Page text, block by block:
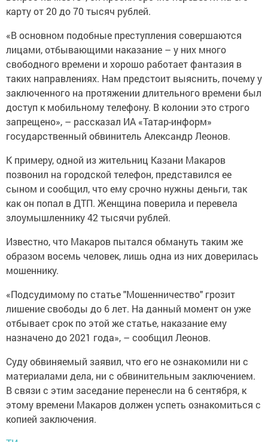
карту от 20 до 70 тысяч рублей.
«В основном подобные преступления совершаются
лицами, отбывающими наказание – у них много
свободного времени и хорошо работает фантазия в
таких направлениях. Нам предстоит выяснить, почему у
заключенного на протяжении длительного времени был
доступ к мобильному телефону. В колонии это строго
запрещено», – рассказал ИА «Татар-информ»
государственный обвинитель Александр Леонов.
К примеру, одной из жительниц Казани Макаров
позвонил на городской телефон, представился ее
сыном и сообщил, что ему срочно нужны деньги, так
как он попал в ДТП. Женщина поверила и перевела
злоумышленнику 42 тысячи рублей.
Известно, что Макаров пытался обмануть таким же
образом восемь человек, лишь одна из них доверилась
мошеннику.
«Подсудимому по статье "Мошенничество" грозит
лишение свободы до 6 лет. На данный момент он уже
отбывает срок по этой же статье, наказание ему
назначено до 2021 года», – сообщил Леонов.
Суду обвиняемый заявил, что его не ознакомили ни с
материалами дела, ни с обвинительным заключением.
В связи с этим заседание перенесли на 6 сентября, к
этому времени Макаров должен успеть ознакомиться с
копией заключения.